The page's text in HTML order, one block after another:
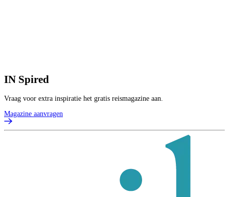
IN Spired
Vraag voor extra inspiratie het gratis reismagazine aan.
Magazine aanvragen